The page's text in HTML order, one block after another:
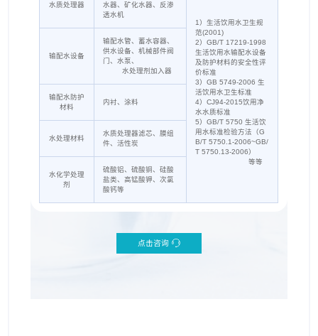
水质处理器
水器、矿化水器、反渗
透水机
1）生活饮用水卫生规
范(2001)
2）GB/T 17219-1998
生活饮用水输配水设备
及防护材料的安全性评
价标准
3）GB 5749-2006 生
活饮用水卫生标准
4）CJ94-2015饮用净
水水质标准
5）GB/T 5750 生活饮
用水标准检验方法（G
B/T 5750.1-2006~GB/
T 5750.13-2006）
等等
输配水设备
输配水管、蓄水容器、
供水设备、机械部件阀
门、水泵、
水处理剂加入器
输配水防护
材料
内衬、涂料
水处理材料
水质处理器滤芯、膜组
件、活性炭
水化学处理
剂
硫酸铝、硫酸铜、硅酸
盐类、高锰酸钾、次氯
酸钙等
点击咨询